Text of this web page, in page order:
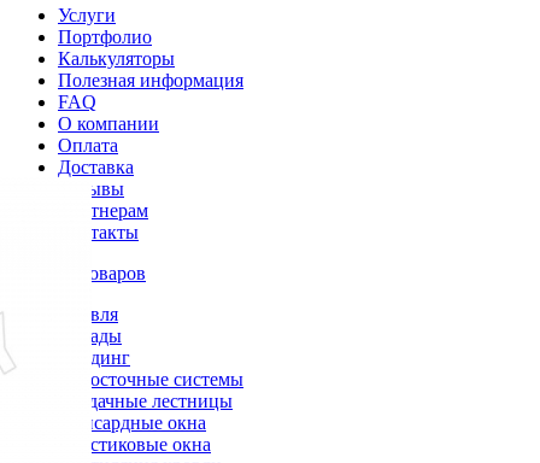
Услуги
Портфолио
Калькуляторы
Полезная информация
FAQ
О компании
Оплата
Доставка
Отзывы
Партнерам
Контакты
Каталог товаров
Кровля
Фасады
Сайдинг
Водосточные системы
Чердачные лестницы
Мансардные окна
Пластиковые окна